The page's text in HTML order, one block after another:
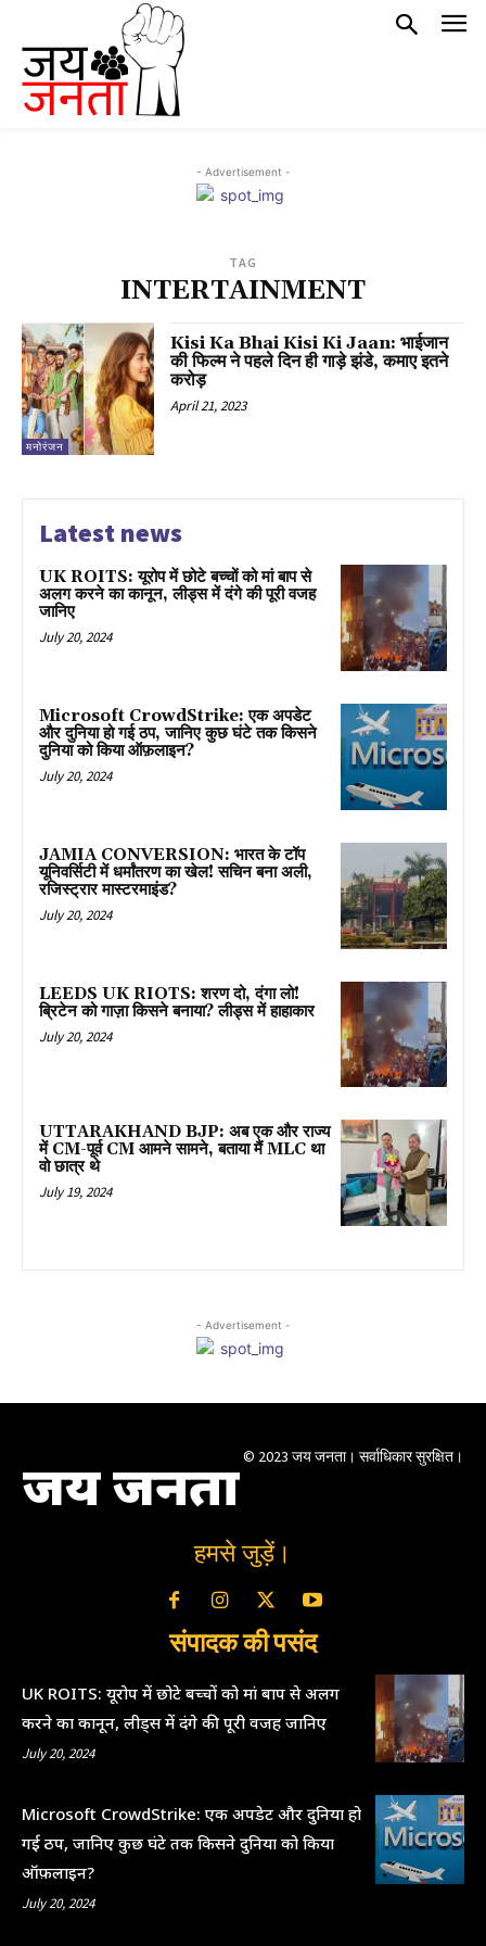
- Advertisement -
TAG
INTERTAINMENT
मनोरंजन
Kisi Ka Bhai Kisi Ki Jaan: भाईजान
की फिल्म ने पहले दिन ही गाड़े झंडे, कमाए इतने
करोड़
April 21, 2023
Latest news
UK ROITS: यूरोप में छोटे बच्चों को मां बाप से
अलग करने का कानून, लीड्स में दंगे की पूरी वजह
जानिए
July 20, 2024
Microsoft CrowdStrike: एक अपडेट
और दुनिया हो गई ठप, जानिए कुछ घंटे तक किसने
दुनिया को किया ऑफ़लाइन?
July 20, 2024
JAMIA CONVERSION: भारत के टॉप
यूनिवर्सिटी में धर्मांतरण का खेल! सचिन बना अली,
रजिस्ट्रार मास्टरमाइंड?
July 20, 2024
LEEDS UK RIOTS: शरण दो, दंगा लो!
ब्रिटेन को गाज़ा किसने बनाया? लीड्स में हाहाकार
July 20, 2024
UTTARAKHAND BJP: अब एक और राज्य
में CM-पूर्व CM आमने सामने, बताया मैं MLC था
वो छात्र थे
July 19, 2024
- Advertisement -
जय जनता © 2023 जय जनता। सर्वाधिकार सुरक्षित।
हमसे जुड़ें।
संपादक की पसंद
UK ROITS: यूरोप में छोटे बच्चों को मां बाप से अलग
करने का कानून, लीड्स में दंगे की पूरी वजह जानिए
July 20, 2024
Microsoft CrowdStrike: एक अपडेट और दुनिया हो
गई ठप, जानिए कुछ घंटे तक किसने दुनिया को किया
ऑफ़लाइन?
July 20, 2024